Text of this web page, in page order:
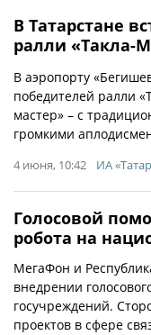
В Татарстане
ралли «Такла-
В аэропорту
победителей ралли
мастер» – с
громкими
4 июня, 10:42 ИА
Голосовой
робота на
МегаФон и
внедрении
госучреждений.
проектов в сфере